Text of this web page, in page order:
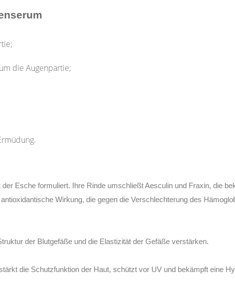
die Augenpartie;
Esche formuliert. Ihre Rinde umschließt Aesculin und Fraxin, die
Wirkung, die gegen die Verschlechterung des
der Blutgefäße und die Elastizität der Gefäße verstärken.
die Schutzfunktion der Haut, schützt vor UV und bekämpft eine